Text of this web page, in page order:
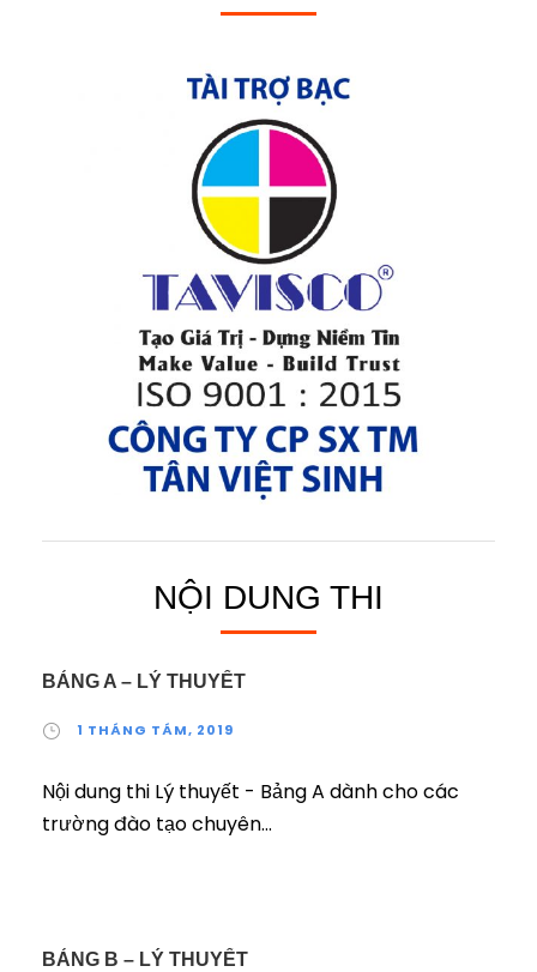
TÀI TRỢ BẠC – CÔNG TY CỔ PHẦN SẢN
NỘI DUNG THI
BẢNG A – LÝ THUYẾT
1 THÁNG TÁM, 2019
Nội dung thi Lý thuyết - Bảng A dành cho các
trường đào tạo chuyên...
BẢNG B – LÝ THUYẾT